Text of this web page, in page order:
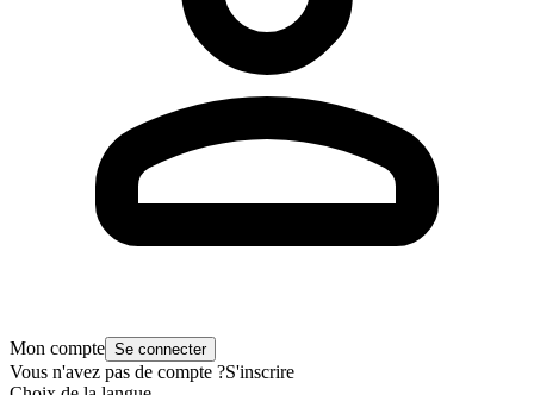
Mon compte Se connecter
Vous n'avez pas de compte ?S'inscrire